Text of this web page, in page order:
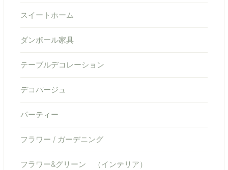
スイートホーム
ダンボール家具
テーブルデコレーション
デコパージュ
パーティー
フラワー / ガーデニング
フラワー&グリーン （インテリア）